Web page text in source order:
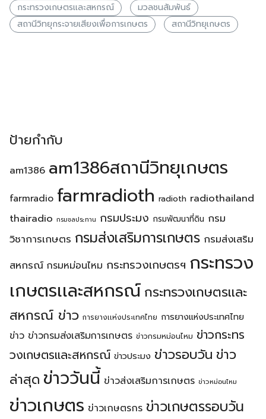
กระทรวงเกษตรเเละสหกรณ์
มวลชนสัมพันธ์
สถานีวิทยุกระจายเสียงเพื่อการเกษตร
สถานีวิทยุเกษตร
ป้ายกำกับ
am1386 am1386สถานีวิทยุเกษตร
farmradio farmradioth radioth radiothailand
thairadio กรมชลประทาน กรมประมง กรมพัฒนาที่ดิน กรม
วิชาการเกษตร กรมส่งเสริมการเกษตร กรมส่งเสริม
สหกรณ์ กรมหม่อนไหม กระทรวงเกษตรฯ กระทรวง
เกษตรเเละสหกรณ์ กระทรวงเกษตรเเละ
สหกรณ์ ข่าว การยางเเห่งประเทศไทย การยางแห่งประเทศไทย
ข่าว ข่าวกรมส่งเสริมการเกษตร ข่าวกรมหม่อนไหม ข่าวกระทร
วงเกษตรเเละสหกรณ์ ข่าวประมง ข่าวรอบวัน ข่าว
ล่าสุด ข่าววันนี้ ข่าวส่งเสริมการเกษตร ข่าวหม่อนไหม
ข่าวเกษตร ข่าวเกษตรกร ข่าวเกษตรรอบวัน